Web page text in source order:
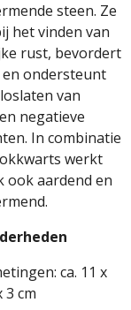
steen. Ze
het vinden van
rust, bevordert
en ondersteunt
van
negatieve
In combinatie
werkt
ook aardend en
ca. 11 x
3 cm